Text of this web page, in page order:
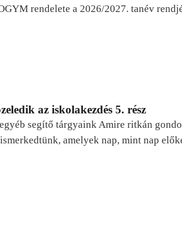
rendelete a 2026/2027. tanév
az iskolakezdés 5. rész
segítő tárgyaink Amire ritkán
amelyek nap, mint nap